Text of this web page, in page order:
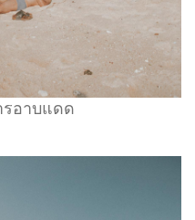
รอาบแดด